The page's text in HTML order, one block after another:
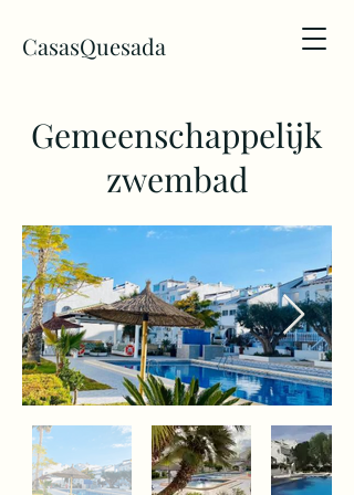
CasasQuesada
Gemeenschappelijk
zwembad